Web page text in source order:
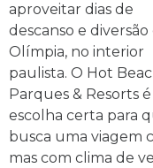
aproveitar dias de
descanso e diversão
Olímpia, no interior
paulista. O Hot
Parques & Resorts é
escolha certa para
busca uma viagem
mas com clima de